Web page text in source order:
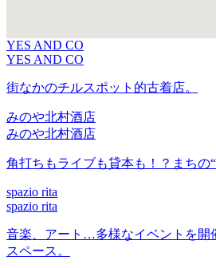
YES AND CO
YES AND CO
街なかのチルスポット的古着店。
みのや北村酒店
みのや北村酒店
角打ちもライブも貸本も！？まちの“
spazio rita
spazio rita
音楽、アート…多様なイベントを開
スペース。